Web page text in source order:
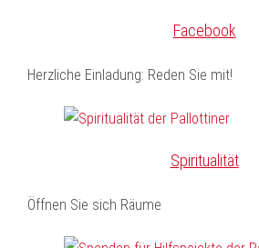
Facebook
Herzliche Einladung: Reden Sie mit!
Spiritualität
Öffnen Sie sich Räume